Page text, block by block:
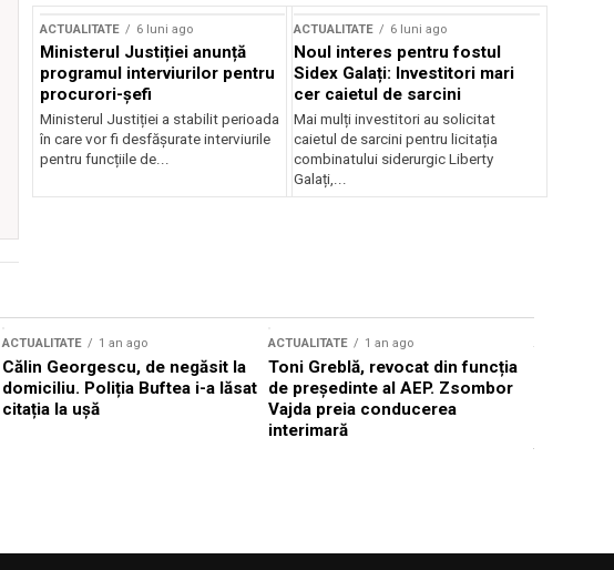
ACTUALITATE 6 luni ago
Ministerul Justiției anunță
programul interviurilor pentru
procurori-șefi
Ministerul Justiției a stabilit perioada
în care vor fi desfășurate interviurile
pentru funcțiile de...
ACTUALITATE 6 luni ago
Noul interes pentru fostul
Sidex Galați: Investitori mari
cer caietul de sarcini
Mai mulți investitori au solicitat
caietul de sarcini pentru licitația
combinatului siderurgic Liberty
Galați,...
ACTUALITATE 1 an ago
Călin Georgescu, de negăsit la
domiciliu. Poliția Buftea i-a lăsat
citația la ușă
ACTUALITATE 1 an ago
Toni Greblă, revocat din funcția
de președinte al AEP. Zsombor
Vajda preia conducerea
interimară